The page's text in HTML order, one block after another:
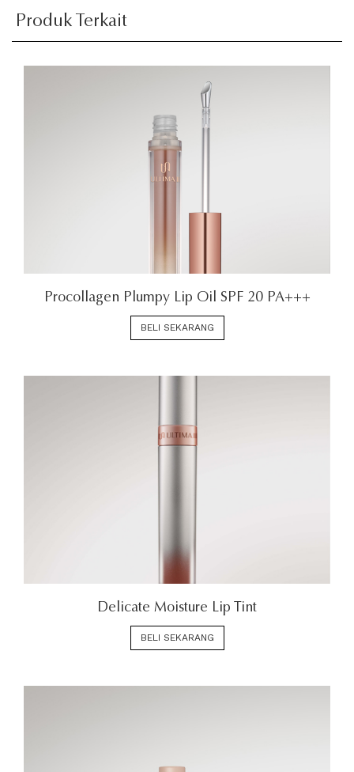
Produk Terkait
Procollagen Plumpy Lip Oil SPF 20 PA+++
BELI SEKARANG
Delicate Moisture Lip Tint
BELI SEKARANG